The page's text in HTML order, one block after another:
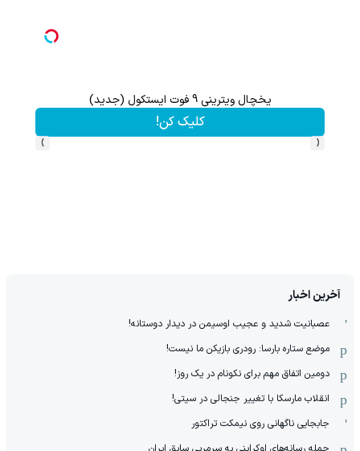
یخچال ویترینی 9 فوت ایستکول (جدید)
کلیک کن!
‹
›
آخرین اخبار
عصبانیت شدید و عجیب اوسیمن در دیدار دوستانه!
موضع ستاره بارسا: رودری بازیکن ما نیست!
دومین اتفاق مهم برای نکونام در یک روز!
انقلاب مارسکا با تغییر جنجالی در سیتی!
جابجایی ناگهانی روی نیمکت تراکتور